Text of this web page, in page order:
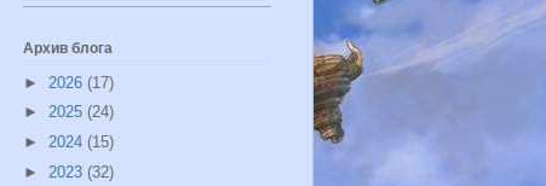
Архив блога
► 2026 (17)
► 2025 (24)
► 2024 (15)
► 2023 (32)